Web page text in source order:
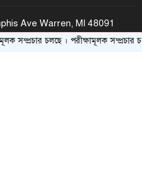
Ave Warren, MI 48091
: +1 (313) 312-7006
। পরীক্ষামূলক সম্প্রচার চলছে ।